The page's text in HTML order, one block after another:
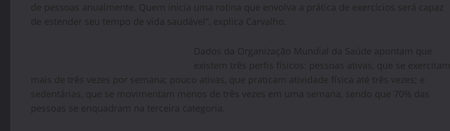
de pessoas anualmente. Quem inicia uma rotina que envolva a prática de exercícios será capaz
de estender seu tempo de vida saudável”, explica Carvalho.
Dados da Organização Mundial da Saúde apontam que
existem três perfis físicos: pessoas ativas, que se exercitam
mais de três vezes por semana; pouco ativas, que praticam atividade física até três vezes; e
sedentárias, que se movimentam menos de três vezes em uma semana, sendo que 70% das
pessoas se enquadram na terceira categoria.